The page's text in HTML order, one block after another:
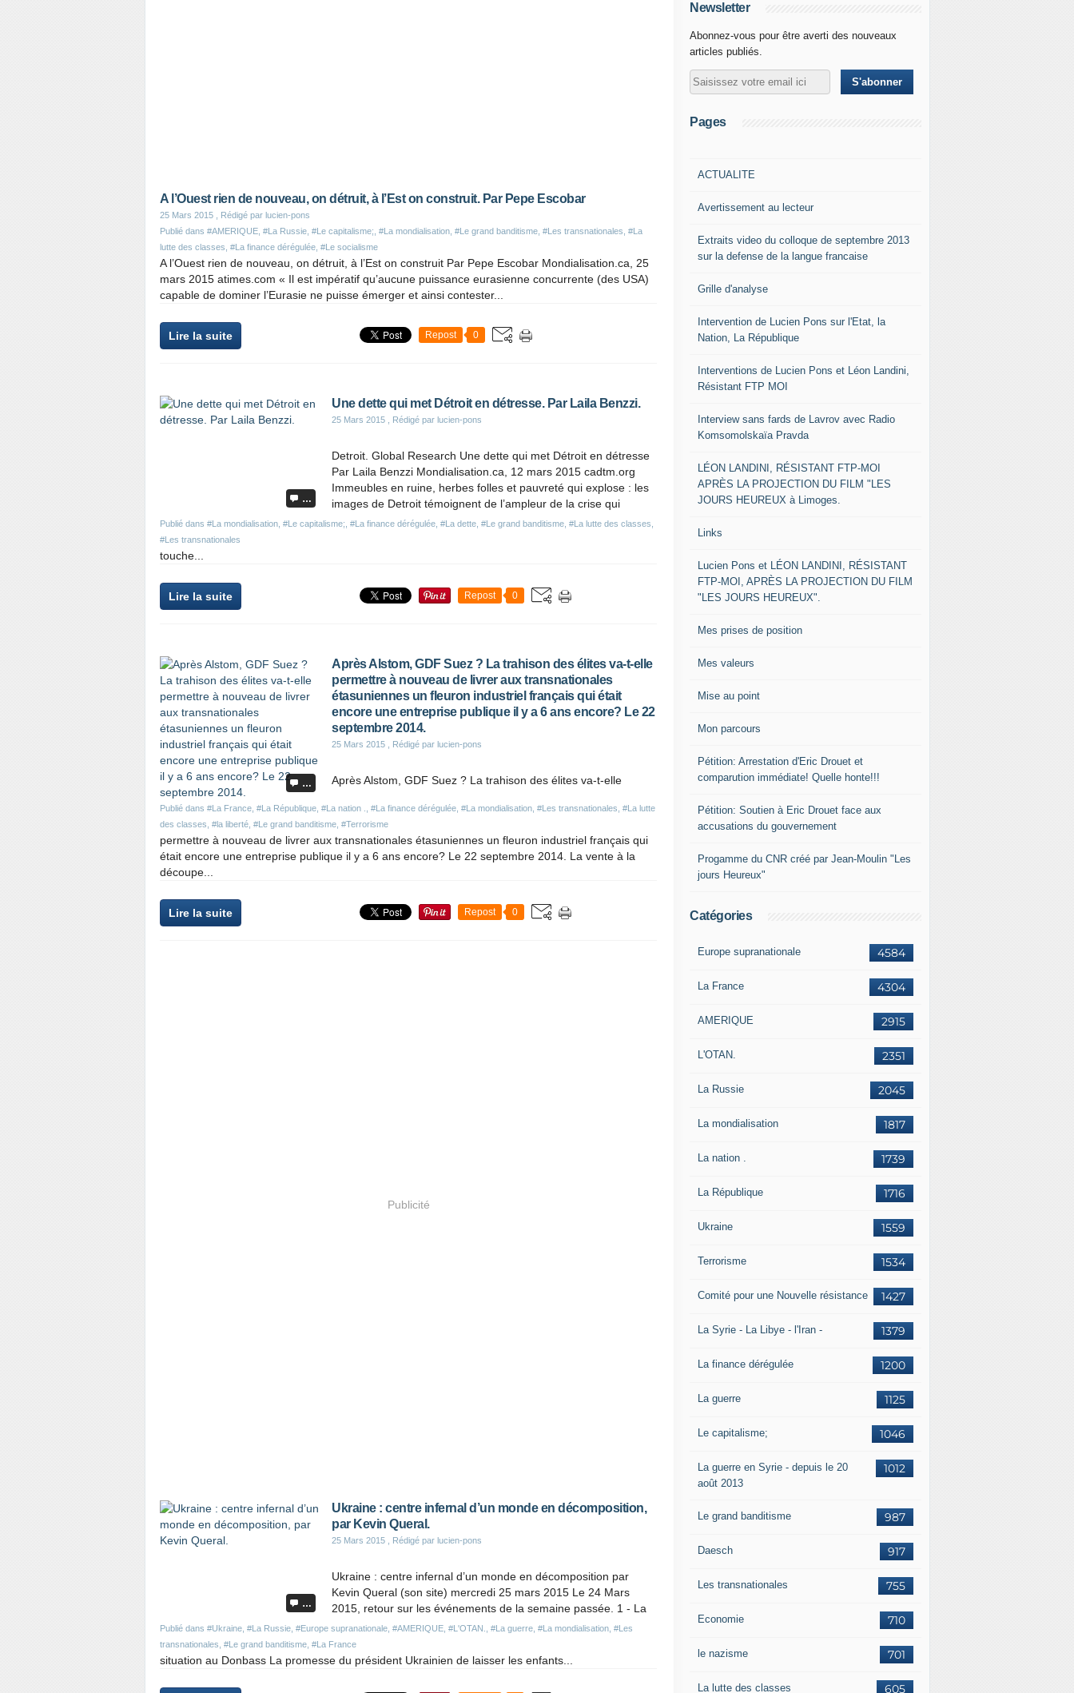
A l’Ouest rien de nouveau, on détruit, à l’Est on construit. Par Pepe Escobar
25 Mars 2015 , Rédigé par lucien-pons
Publié dans #AMERIQUE #La Russie #Le capitalisme; #La mondialisation #Le grand banditisme #Les transnationales #La
lutte des classes #La finance dérégulée #Le socialisme
A l’Ouest rien de nouveau, on détruit, à l’Est on construit Par Pepe Escobar Mondialisation.ca, 25
mars 2015 atimes.com « Il est impératif qu’aucune puissance eurasienne concurrente (des USA)
capable de dominer l’Eurasie ne puisse émerger et ainsi contester...
Lire la suite Repost 0
…
Une dette qui met Détroit en détresse. Par Laila Benzzi.
25 Mars 2015 , Rédigé par lucien-pons
Publié dans #La mondialisation #Le capitalisme; #La finance dérégulée #La dette #Le grand banditisme #La lutte des classes
#Les transnationales
Detroit. Global Research Une dette qui met Détroit en détresse
Par Laila Benzzi Mondialisation.ca, 12 mars 2015 cadtm.org
Immeubles en ruine, herbes folles et pauvreté qui explose : les
images de Detroit témoignent de l’ampleur de la crise qui
touche...
Lire la suite Repost 0
…
Après Alstom, GDF Suez ? La trahison des élites va-t-elle
permettre à nouveau de livrer aux transnationales
étasuniennes un fleuron industriel français qui était
encore une entreprise publique il y a 6 ans encore? Le 22
septembre 2014.
25 Mars 2015 , Rédigé par lucien-pons
Publié dans #La France #La République #La nation . #La finance dérégulée #La mondialisation #Les transnationales #La lutte
des classes #la liberté #Le grand banditisme #Terrorisme
Après Alstom, GDF Suez ? La trahison des élites va-t-elle
permettre à nouveau de livrer aux transnationales étasuniennes un fleuron industriel français qui
était encore une entreprise publique il y a 6 ans encore? Le 22 septembre 2014. La vente à la
découpe...
Lire la suite Repost 0
Publicité
…
Ukraine : centre infernal d’un monde en décomposition,
par Kevin Queral.
25 Mars 2015 , Rédigé par lucien-pons
Publié dans #Ukraine #La Russie #Europe supranationale #AMERIQUE #L'OTAN. #La guerre #La mondialisation #Les
transnationales #Le grand banditisme #La France
Ukraine : centre infernal d’un monde en décomposition par
Kevin Queral (son site) mercredi 25 mars 2015 Le 24 Mars
2015, retour sur les événements de la semaine passée. 1 - La
situation au Donbass La promesse du président Ukrainien de laisser les enfants...
Newsletter
Abonnez-vous pour être averti des nouveaux
articles publiés.
Pages
ACTUALITE
Avertissement au lecteur
Extraits video du colloque de septembre 2013
sur la defense de la langue francaise
Grille d'analyse
Intervention de Lucien Pons sur l'Etat, la
Nation, La République
Interventions de Lucien Pons et Léon Landini,
Résistant FTP MOI
Interview sans fards de Lavrov avec Radio
Komsomolskaïa Pravda
LÉON LANDINI, RÉSISTANT FTP-MOI
APRÈS LA PROJECTION DU FILM "LES
JOURS HEUREUX à Limoges.
Links
Lucien Pons et LÉON LANDINI, RÉSISTANT
FTP-MOI, APRÈS LA PROJECTION DU FILM
"LES JOURS HEUREUX".
Mes prises de position
Mes valeurs
Mise au point
Mon parcours
Pétition: Arrestation d'Eric Drouet et
comparution immédiate! Quelle honte!!!
Pétition: Soutien à Eric Drouet face aux
accusations du gouvernement
Progamme du CNR créé par Jean-Moulin "Les
jours Heureux"
Catégories
4584
Europe supranationale
4304
La France
2915
AMERIQUE
2351
L'OTAN.
2045
La Russie
1817
La mondialisation
1739
La nation .
1716
La République
1559
Ukraine
1534
Terrorisme
1427
Comité pour une Nouvelle résistance
1379
La Syrie - La Libye - l'Iran -
1200
La finance dérégulée
1125
La guerre
1046
Le capitalisme;
1012
La guerre en Syrie - depuis le 20
août 2013
987
Le grand banditisme
917
Daesch
755
Les transnationales
710
Economie
701
le nazisme
605
La lutte des classes